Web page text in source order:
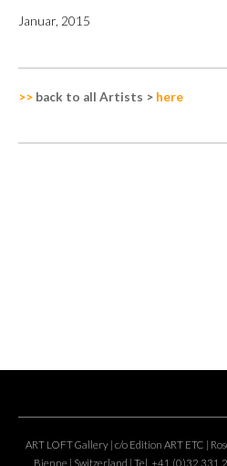
Januar, 2015
>> back to all Artists > here
ART LOFT Gallery | c/o Edition ART ETC |
Bienne | Switzerland | Tel. +41 (0)32 331